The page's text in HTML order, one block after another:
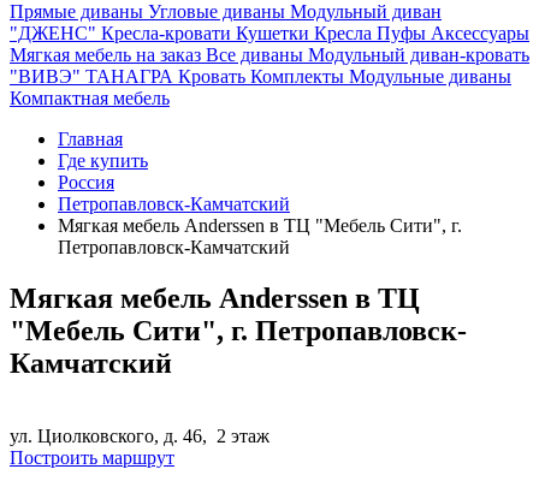
Прямые диваны Угловые диваны Модульный диван
"ДЖЕНС" Кресла-кровати Кушетки Кресла Пуфы Аксессуары
Мягкая мебель на заказ Все диваны Модульный диван-кровать
"ВИВЭ" ТАНАГРА Кровать Комплекты Модульные диваны
Компактная мебель
Главная
Где купить
Россия
Петропавловск-Камчатский
Мягкая мебель Anderssen в ТЦ "Мебель Сити", г.
Петропавловск-Камчатский
Мягкая мебель Anderssen в ТЦ
"Мебель Сити", г. Петропавловск-
Камчатский
ул. Циолковского, д. 46, 2 этаж
Построить маршрут